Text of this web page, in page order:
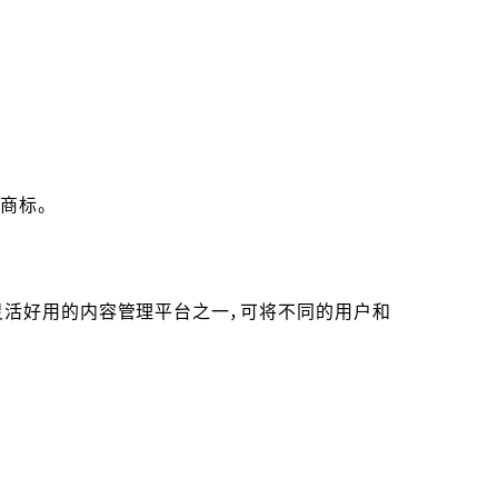
标。
好用的内容管理平台之一，可将不同的用户和